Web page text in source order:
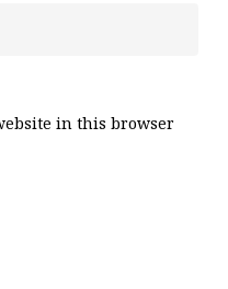
in this browser